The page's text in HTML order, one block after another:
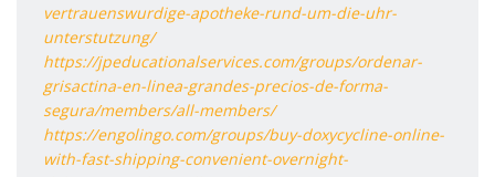
vertrauenswurdige-apotheke-rund-um-die-uhr-
unterstutzung/
https://jpeducationalservices.com/groups/ordenar-
grisactina-en-linea-grandes-precios-de-forma-
segura/members/all-members/
https://engolingo.com/groups/buy-doxycycline-online-
with-fast-shipping-convenient-overnight-